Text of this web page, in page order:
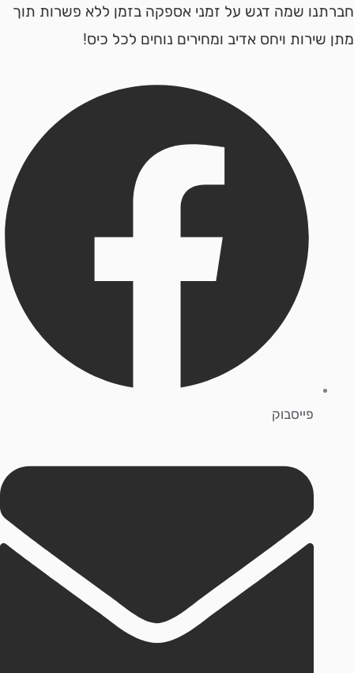
שמה דגש על זמני אספקה בזמן ללא פשרות תוך
ויחס אדיב ומחירים נוחים לכל כיס!
פייסבוק